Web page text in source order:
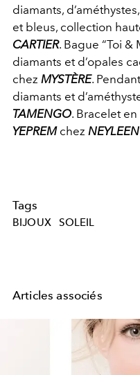
diamants,
et bleus, collection
CARTIER. Bague “Toi &
diamants et d’opales
chez MYSTÈRE.
diamants et
TAMENGO. Bracelet
YEPREMchez
Tags
BIJOUX SOLEIL
Articles associés